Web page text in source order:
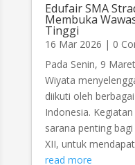
Edufair SMA
Membuka
Tinggi
16 Mar 2026 | 0
Pada Senin, 9
Wiyata
diikuti oleh
Indonesia.
sarana penting
XII, untuk
read more